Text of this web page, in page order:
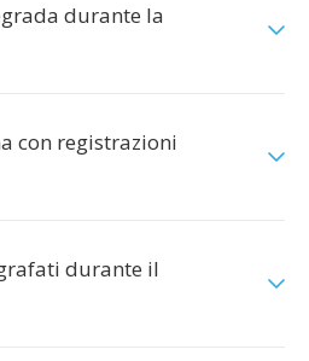
durante la
con registrazioni
durante il